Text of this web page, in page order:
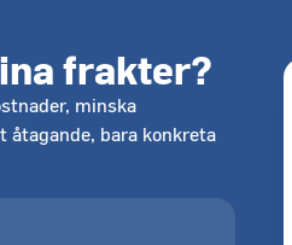
frakter?
minska
bara konkreta